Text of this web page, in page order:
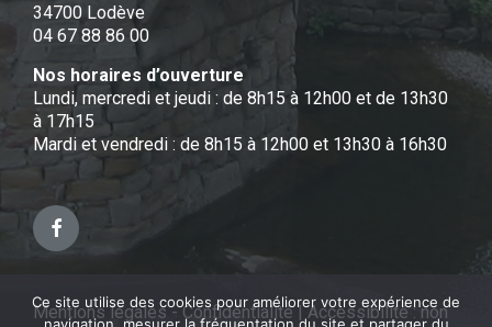
34700 Lodève
04 67 88 86 00
Nos horaires d’ouverture
Lundi, mercredi et jeudi : de 8h15 à 12h00 et de 13h30
à 17h15
Mardi et vendredi : de 8h15 à 12h00 et 13h30 à 16h30
Facebook
Mentions légales - Confidentialité|Accessibilité : non
Ce site utilise des cookies pour améliorer votre expérience de